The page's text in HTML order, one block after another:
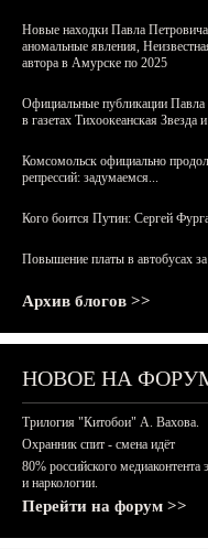
Новые находки Павла
аномальные явления,
автора в Амурске по 2025
Официальные публикации Павла
в газетах Тихоокеанская
Комсомольск официально
репрессий: задумаемся...
Кого боится Путин: Сергей
Повышение платы в автобусах за
Архив блогов >>
НОВОЕ НА
Трилогия "Китобои" А. Вахова.
Охранник спит - смена идёт
80% российского медиаконтента
и наркологии.
Перейти на форум >>